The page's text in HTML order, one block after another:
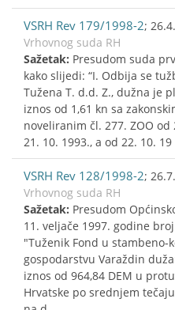
VSRH Rev 179/1998-2;
Vrhovnog suda RH
Sažetak: Presudom suda
kako slijedi: “I. Odbija se
Tužena T. d.d. Z., dužna je
iznos od 1,61 kn sa
noveliranim čl. 277. ZOO od
21. 10. 1993., a od 22. 10. 19
VSRH Rev 128/1998-2;
Vrhovnog suda RH
Sažetak: Presudom
11. veljače 1997. godine
"Tuženik Fond u stambeno-
gospodarstvu Varaždin
iznos od 964,84 DEM u
Hrvatske po srednjem